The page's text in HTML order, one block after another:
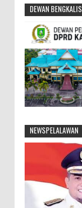
DEWAN BENGKALIS
NEWSPELALAWAN